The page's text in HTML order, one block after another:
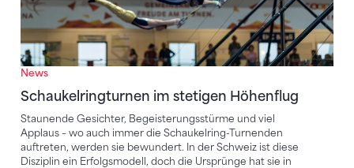
News
Schaukelringturnen im stetigen Höhenflug
Staunende Gesichter, Begeisterungsstürme und viel
Applaus – wo auch immer die Schaukelring-Turnenden
auftreten, werden sie bewundert. In der Schweiz ist diese
Disziplin ein Erfolgsmodell, doch die Ursprünge hat sie in